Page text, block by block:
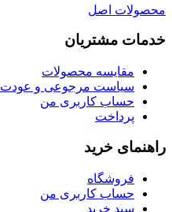
محصولات اصل
خدمات مشتریان
مقایسه محصولات
سیاست مرجوعی و عودت
حساب کاربری من
پرداخت
راهنمای خرید
فروشگاه
حساب کاربری من
سبد خرید